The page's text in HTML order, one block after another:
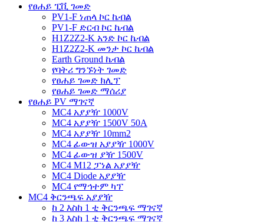
የፀሐይ ፒቪ ገመድ
PV1-F ነጠላ ኮር ኬብል
PV1-F ድርብ ኮር ኬብል
H1Z2Z2-K አንድ ኮር ኬብል
H1Z2Z2-K መንታ ኮር ኬብል
Earth Ground ኬብል
የባትሪ ግንኙነት ገመድ
የፀሐይ ገመድ ክሊፕ
የፀሐይ ገመድ ማሰሪያ
የፀሐይ PV ማገናኛ
MC4 አያያዥ 1000V
MC4 አያያዥ 1500V 50A
MC4 አያያዥ 10mm2
MC4 ፊውዝ አያያዥ 1000V
MC4 ፊውዝ ያዥ 1500V
MC4 M12 ፓነል አያያዥ
MC4 Diode አያያዥ
MC4 የማኅተም ካፕ
MC4 ቅርንጫፍ አያያዥ
ከ 2 እስከ 1 ቲ ቅርንጫፍ ማገናኛ
ከ 3 እስከ 1 ቲ ቅርንጫፍ ማገናኛ